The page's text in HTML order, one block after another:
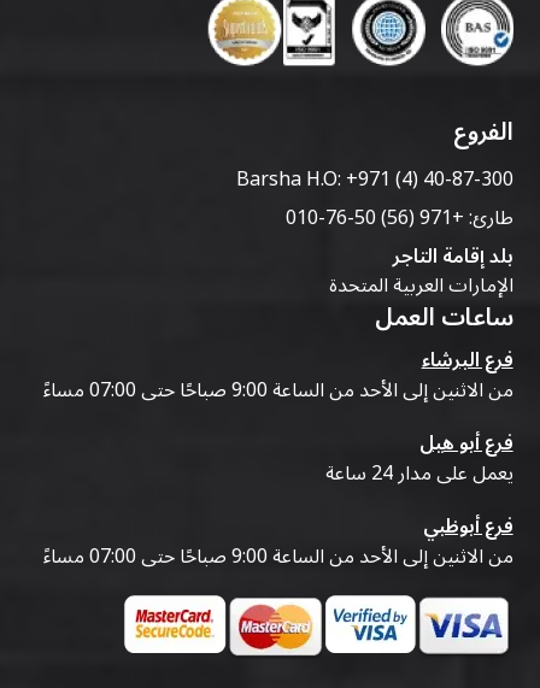
الفروع
Barsha H.O:+971 (4) 40-87-300
طارئ:+971 (56) 50-76-010
بلد إقامة التاجر
الإمارات العربية المتحدة
ساعات العمل
فرع البرشاء
من الاثنين إلى الأحد من الساعة 9:00 صباحًا حتى 07:00 مساءً
فرع أبو هيل
يعمل على مدار 24 ساعة
فرع أبوظبي
من الاثنين إلى الأحد من الساعة 9:00 صباحًا حتى 07:00 مساءً